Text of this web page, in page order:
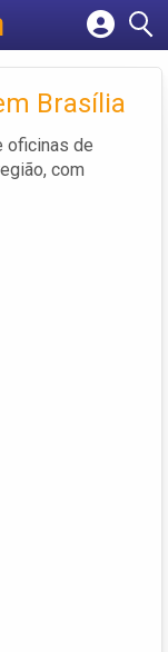
Brasília
oficinas de
com